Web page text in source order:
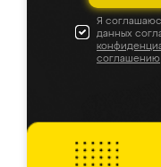
Я
данных
соглашению